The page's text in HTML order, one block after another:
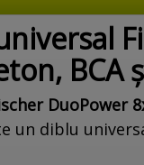
BCA
DuoPower
un diblu